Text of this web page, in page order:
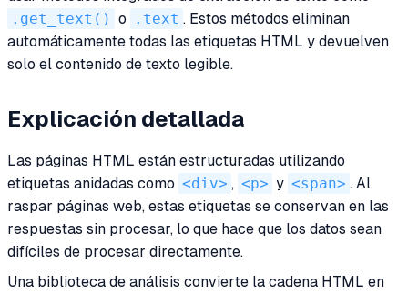
.get_text() o .text . Estos métodos eliminan
automáticamente todas las etiquetas HTML y devuelven
solo el contenido de texto legible.
Explicación detallada
Las páginas HTML están estructuradas utilizando
etiquetas anidadas como <div> , <p> y <span> . Al
raspar páginas web, estas etiquetas se conservan en las
respuestas sin procesar, lo que hace que los datos sean
difíciles de procesar directamente.
Una biblioteca de análisis convierte la cadena HTML en